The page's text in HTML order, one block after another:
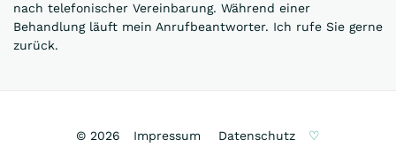
nach telefonischer Vereinbarung. Während einer
Behandlung läuft mein Anrufbeantworter. Ich rufe Sie gerne
zurück.
© 2026 Impressum Datenschutz ♡